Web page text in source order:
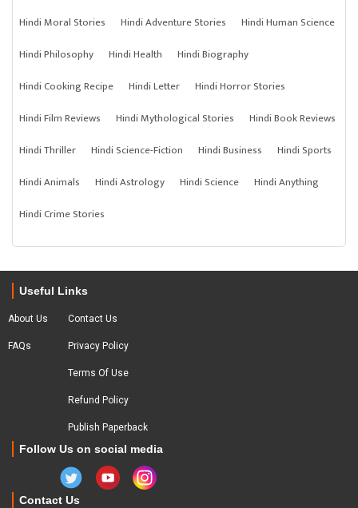
Hindi Moral Stories
Hindi Adventure Stories
Hindi Human Science
Hindi Philosophy
Hindi Health
Hindi Biography
Hindi Cooking Recipe
Hindi Letter
Hindi Horror Stories
Hindi Film Reviews
Hindi Mythological Stories
Hindi Book Reviews
Hindi Thriller
Hindi Science-Fiction Hindi Business
Hindi Sports
Hindi Animals
Hindi Astrology Hindi Science
Hindi Anything
Hindi Crime Stories
Useful Links
About Us
FAQs
Contact Us
Privacy Policy
Terms Of Use
Refund Policy
Publish Paperback
Follow Us on social media
Contact Us